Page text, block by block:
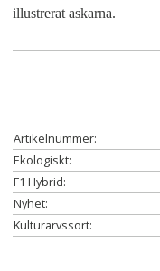
illustrerat askarna.
Artikelnummer:
Ekologiskt:
F1 Hybrid:
Nyhet:
Kulturarvssort: